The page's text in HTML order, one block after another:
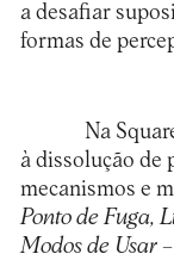
a desafiar
formas de
Na
à dissolução de
mecanismos e
Ponto de Fuga,
Modos de Usar